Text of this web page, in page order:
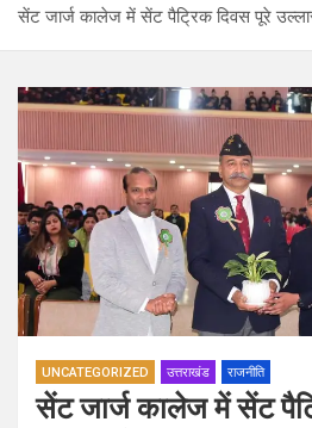
सेंट जार्ज कालेज में सेंट पैट्रिक दिवस पूरे
UNCATEGORIZED उत्तराखंड राजनीति
सेंट जार्ज कालेज में सेंट